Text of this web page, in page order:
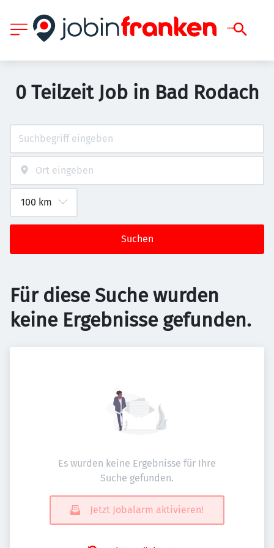
0 Teilzeit Job in Bad Rodach
Suchen
Für diese Suche wurden
keine Ergebnisse gefunden.
Es wurden keine Ergebnisse für Ihre
Suche gefunden.
Jetzt Jobalarm aktivieren!